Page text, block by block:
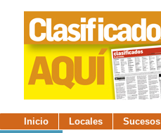
Inicio Locales Sucesos